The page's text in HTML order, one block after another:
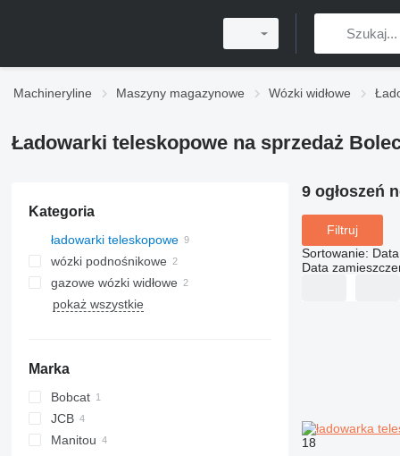
Machineryline Maszyny magazynowe Wózki widłowe
Ładowarki teleskopowe na sprzedaż
Kategoria
ładowarki teleskopowe
wózki podnośnikowe
gazowe wózki widłowe
pokaż wszystkie
Marka
Bobcat
T series
JCB
535
Manitou
9 ogłoszeń
Filtruj
Sortowanie:
Data
18